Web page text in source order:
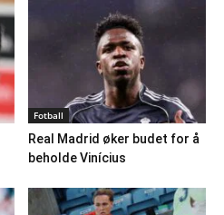
Fotball
Real Madrid øker budet for å
beholde Vinícius